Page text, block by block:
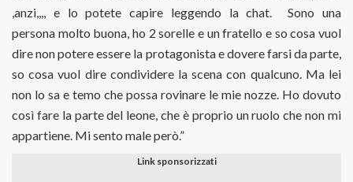
,anzi,,,, e lo potete capire leggendo la chat. Sono una
persona molto buona, ho 2 sorelle e un fratello e so cosa vuol
dire non potere essere la protagonista e dovere farsi da parte,
so cosa vuol dire condividere la scena con qualcuno. Ma lei
non lo sa e temo che possa rovinare le mie nozze. Ho dovuto
così fare la parte del leone, che è proprio un ruolo che non mi
appartiene. Mi sento male però.”